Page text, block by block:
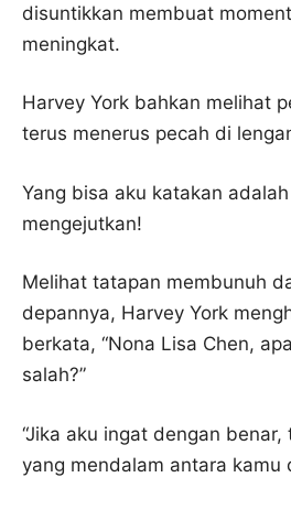
disuntikkan membuat
meningkat.
Harvey York bahkan melihat
terus menerus pecah di
Yang bisa aku katakan
mengejutkan!
Melihat tatapan membunuh
depannya, Harvey York
berkata, “Nona Lisa Chen,
salah?”
“Jika aku ingat dengan
yang mendalam antara kamu